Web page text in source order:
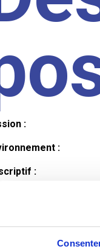
:
:
:
et horaires :
:
: